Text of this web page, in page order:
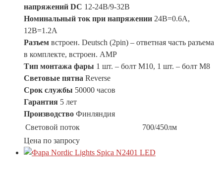
напряжений DC 12-24В/9-32В
Номинальный ток при напряжении 24В=0.6A,
12В=1.2A
Разъем встроен. Deutsch (2pin) – ответная часть разъема
в комплекте, встроен. АМР
Тип монтажа фары 1 шт. – болт М10, 1 шт. – болт М8
Световые пятна Reverse
Срок службы 50000 часов
Гарантия 5 лет
Производство Финляндия
Световой поток
700/450лм
Цена по запросу